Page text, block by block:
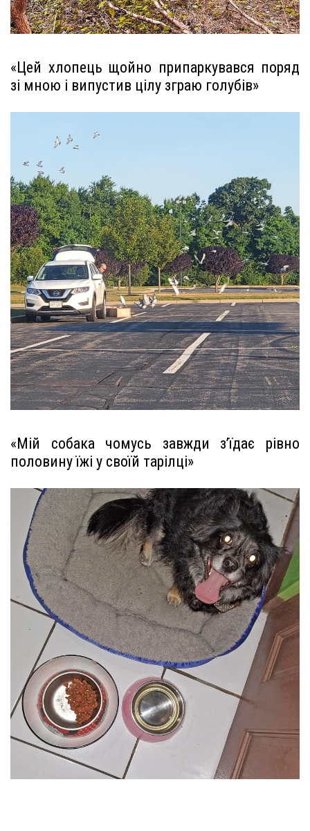
«Цей хлопець щойно припаркувався поряд
зі мною і випустив цілу зграю голубів»
«Мій собака чомусь завжди з’їдає рівно
половину їжі у своїй тарілці»